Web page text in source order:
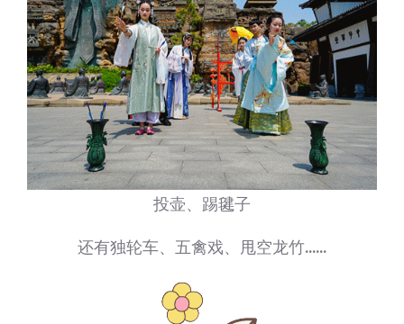
投壶、踢毽子
还有独轮车、五禽戏、甩空龙竹……